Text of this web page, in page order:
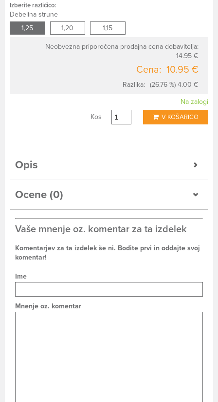
Izberite različico:
Debelina strune
1,25
1,20 1,15
Neobvezna priporočena prodajna cena dobavitelja:
14.95 €
Cena: 10.95 €
Razlika: (26.76 %) 4.00 €
Na zalogi
Kos
V KOŠARICO
Opis
Ocene (0)
Vaše mnenje oz. komentar za ta izdelek
Komentarjev za ta izdelek še ni. Bodite prvi in oddajte svoj
komentar!
Ime
Mnenje oz. komentar